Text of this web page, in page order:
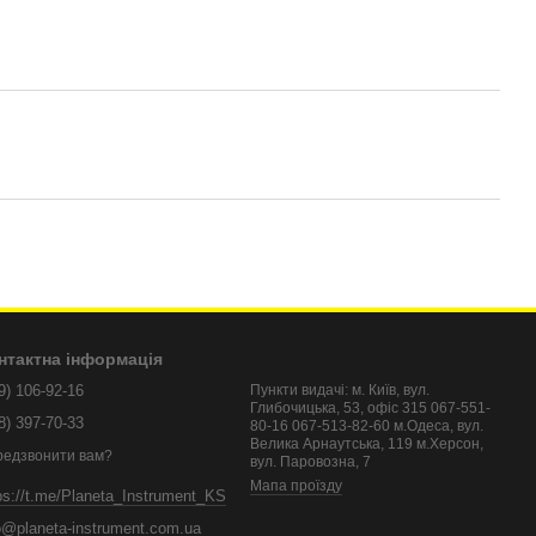
інформація
106-92-16
397-70-33
вам?
t.me/Planeta_Instrument_KS
instrument.com.ua
Пункти видачі: м. Київ, вул.
Глибочицька, 53, офіс 315 067-551-
80-16 067-513-82-60 м.Одеса, вул.
Велика Арнаутська, 119 м.Херсон,
вул. Паровозна, 7
Мапа проїзду